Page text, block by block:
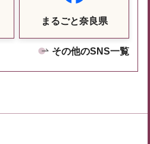
まるごと奈良県
その他のSNS一覧